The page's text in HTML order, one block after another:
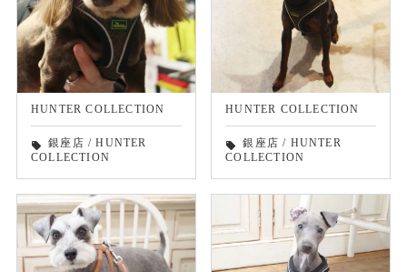
HUNTER COLLECTION
local_offer 銀座店 /HUNTER
COLLECTION
HUNTER COLLECTION
local_offer 銀座店 / HUNTER
COLLECTION